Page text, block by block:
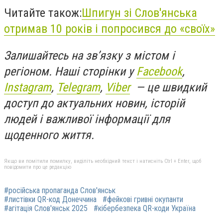
Читайте також:Шпигун зі Слов'янська
отримав 10 років і попросився до «своїх»
Залишайтесь на зв’язку з містом і
регіоном. Наші сторінки уFacebook,
Instagram, Telegram, Viber— це швидкий
доступ до актуальних новин, історій
людей і важливої інформації для
щоденного життя.
Якщо ви помітили помилку, виділіть необхідний текст і натисніть Ctrl + Enter, щоб
повідомити про це редакцію
#російська пропаганда Слов'янськ
#листівки QR-код Донеччина
#фейкові гривні окупанти
#агітація Слов'янськ 2025
#кібербезпека QR-коди Україна